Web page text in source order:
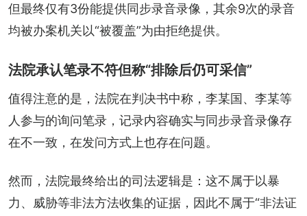
但最终仅有3份能提供同步录音录像，其余9次的录音
均被办案机关以“被覆盖”为由拒绝提供。
法院承认笔录不符但称“排除后仍可采信”
值得注意的是，法院在判决书中称，李某国、李某等
人参与的询问笔录，记录内容确实与同步录音录像存
在不一致，在发问方式上也存在问题。
然而，法院最终给出的司法逻辑是：这不属于以暴
力、威胁等非法方法收集的证据，因此不属于“非法证